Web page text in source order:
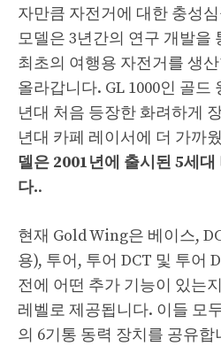
자만큼 자전거에 대한 충성
모델은 3년간의 연구 개발을
최초의 여행용 자전거를 생
올라갑니다. GL 1000인 골드
년대 처음 등장한 화려하게
년대 카페 레이서에 더 가까
델은 2001년에 출시된 5세대
다..
현재 Gold Wing은 베이스,
용), 투어, 투어 DCT 및 투어
전에 어떤 추가 기능이 있는
레벨로 제공됩니다. 이들 모
의 6기통 동력 장치를 공유